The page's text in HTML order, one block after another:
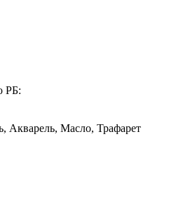
РБ:
Акварель, Масло, Трафарет